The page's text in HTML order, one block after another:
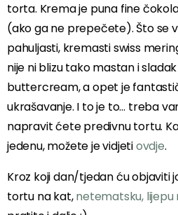
torta. Krema je puna fine
(ako ga ne prepečete). Što se
pahuljasti, kremasti swiss
nije ni blizu tako mastan i
buttercream, a opet je
ukrašavanje. I to je to… treba
napravit ćete predivnu tortu.
jedenu, možete je vidjetiovdje.
Kroz koji dan/tjedan ću objaviti
tortu na kat,netematsku, lijepu